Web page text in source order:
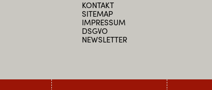
KONTAKT
SITEMAP
IMPRESSUM
DSGVO
NEWSLETTER